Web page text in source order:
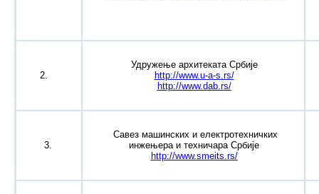
2.
Удружење архитеката Србије
http://www.u-a-s.rs/
http://www.dab.rs/
3.
Савез машинских и електротехничких
инжењера и техничара Србије
http://www.smeits.rs/